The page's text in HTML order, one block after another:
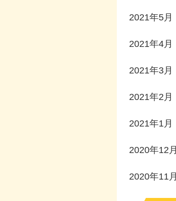
2021年5月
2021年4月
2021年3月
2021年2月
2021年1月
2020年12月
2020年11月